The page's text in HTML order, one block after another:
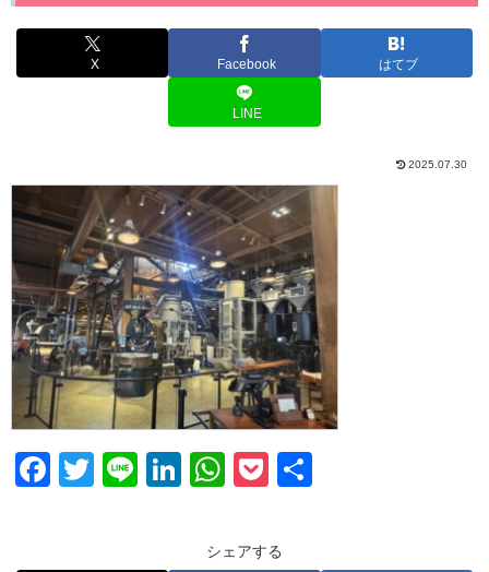
X Facebook はてブ
LINE
2025.07.30
F
T
Li
Li
W
at
P
ck
シェアする